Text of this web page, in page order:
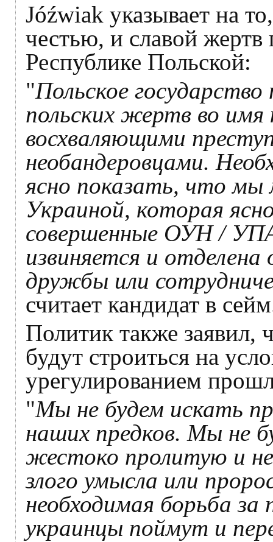
Jóźwiak указывает на
честью, и славой жертв
Республике Польской:
"Польское
польских жертв во
восхваляющими
необандеровцами.
ясно показать, что
Украиной, которая
совершенные ОУН / УПА
извиняется и
дружбы или
считает кандидат в
Политик также заявил,
будут строиться на
урегулированием
"Мы не будем искать
наших предков. Мы не
жестоко пролитую и
злого умысла или
необходимая борьба за
украинцы поймут и